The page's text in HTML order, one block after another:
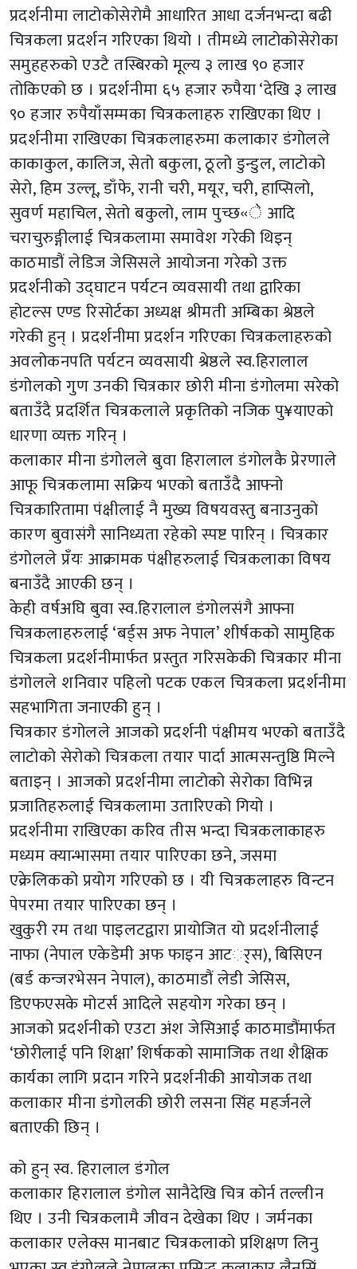
प्रदर्शनीमा लाटोकोसेरोमै आधारित आधा दर्जनभन्दा बढी
चित्रकला प्रदर्शन गरिएका थियो । तीमध्ये लाटोकोसेरोका
समुहहरुको एउटै तस्बिरको मूल्य ३ लाख ९० हजार
तोकिएको छ । प्रदर्शनीमा ६५ हजार रुपैया ‘देखि ३ लाख
९० हजार रुपैयाँसम्मका चित्रकलाहरु राखिएका थिए ।
प्रदर्शनीमा राखिएका चित्रकलाहरुमा कलाकार डंगोलले
काकाकुल, कालिज, सेतो बकुला, ठूलो डुन्डुल, लाटोको
सेरो, हिम उल्लू, डाँफे, रानी चरी, मयूर, चरी, हाप्सिलो,
सुवर्ण महाचिल, सेतो बकुलो, लाम पुच्छ«े आदि
चराचुरुङ्गीलाई चित्रकलामा समावेश गरेकी थिइन्
काठमाडौं लेडिज जेसिसले आयोजना गरेको उक्त
प्रदर्शनीको उद्घाटन पर्यटन व्यवसायी तथा द्वारिका
होटल्स एण्ड रिसोर्टका अध्यक्ष श्रीमती अम्बिका श्रेष्ठले
गरेकी हुन् । प्रदर्शनीमा प्रदर्शन गरिएका चित्रकलाहरुको
अवलोकनपति पर्यटन व्यवसायी श्रेष्ठले स्व.हिरालाल
डंगोलको गुण उनकी चित्रकार छोरी मीना डंगोलमा सरेको
बताउँदै प्रदर्शित चित्रकलाले प्रकृतिको नजिक पु¥याएको
धारणा व्यक्त गरिन् ।
कलाकार मीना डंगोलले बुवा हिरालाल डंगोलकै प्रेरणाले
आफू चित्रकलामा सक्रिय भएको बताउँदै आफ्नो
चित्रकारितामा पंक्षीलाई नै मुख्य विषयवस्तु बनाउनुको
कारण बुवासंगै सानिध्यता रहेको स्पष्ट पारिन् । चित्रकार
डंगोलले प्रँयः आक्रामक पंक्षीहरुलाई चित्रकलाका विषय
बनाउँदै आएकी छन् ।
केही वर्षअघि बुवा स्व.हिरालाल डंगोलसंगै आफ्ना
चित्रकलाहरुलाई ‘बर्ड्स अफ नेपाल’ शीर्षकको सामुहिक
चित्रकला प्रदर्शनीमार्फत प्रस्तुत गरिसकेकी चित्रकार मीना
डंगोलले शनिवार पहिलो पटक एकल चित्रकला प्रदर्शनीमा
सहभागिता जनाएकी हुन् ।
चित्रकार डंगोलले आजको प्रदर्शनी पंक्षीमय भएको बताउँदै
लाटोको सेरोको चित्रकला तयार पार्दा आत्मसन्तुष्ठि मिल्ने
बताइन् । आजको प्रदर्शनीमा लाटोको सेरोका विभिन्न
प्रजातिहरुलाई चित्रकलामा उतारिएको गियो ।
प्रदर्शनीमा राखिएका करिव तीस भन्दा चित्रकलाकाहरु
मध्यम क्यान्भासमा तयार पारिएका छने, जसमा
एक्रेलिकको प्रयोग गरिएको छ । यी चित्रकलाहरु विन्टन
पेपरमा तयार पारिएका छन् ।
खुकुरी रम तथा पाइलटद्वारा प्रायोजित यो प्रदर्शनीलाई
नाफा (नेपाल एकेडेमी अफ फाइन आटर््स), बिसिएन
(बर्ड कन्जरभेसन नेपाल), काठमाडौं लेडी जेसिस,
डिएफएसके मोटर्स आदिले सहयोग गरेका छन् ।
आजको प्रदर्शनीको एउटा अंश जेसिआई काठमाडौंमार्फत
‘छोरीलाई पनि शिक्षा’ शिर्षकको सामाजिक तथा शैक्षिक
कार्यका लागि प्रदान गरिने प्रदर्शनीकी आयोजक तथा
कलाकार मीना डंगोलकी छोरी लसना सिंह महर्जनले
बताएकी छिन् ।
को हुन् स्व. हिरालाल डंगोल
कलाकार हिरालाल डंगोल सानैदेखि चित्र कोर्न तल्लीन
थिए । उनी चित्रकलामै जीवन देखेका थिए । जर्मनका
कलाकार एलेक्स मानबाट चित्रकलाको प्रशिक्षण लिनु